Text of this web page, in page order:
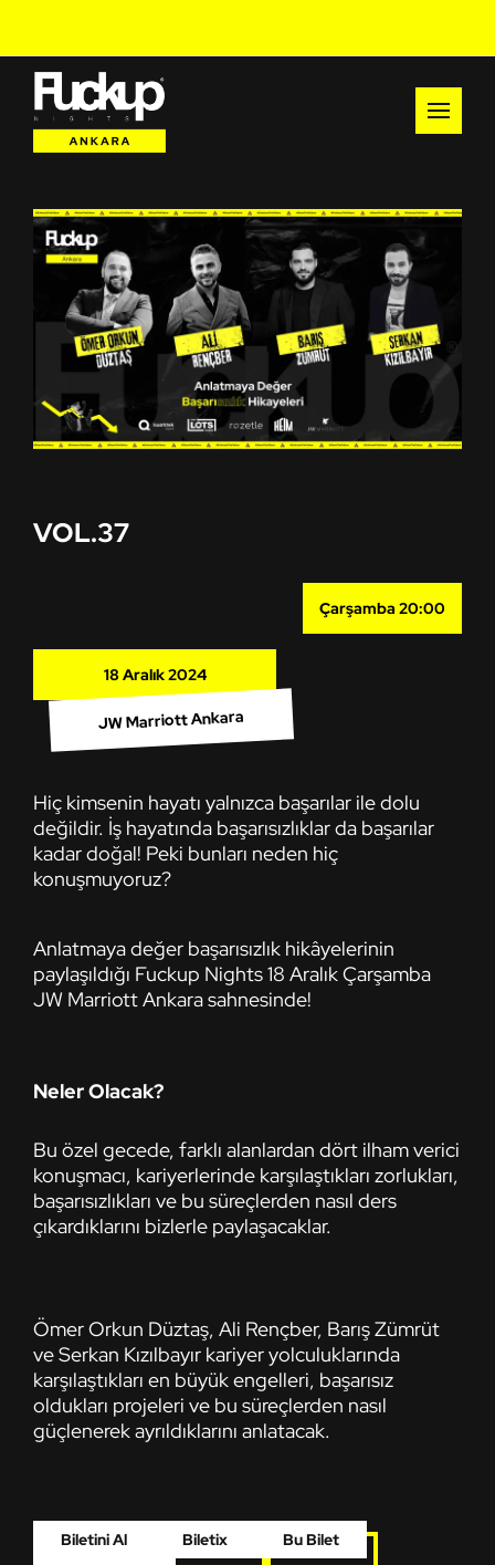
VOL.37
18 Aralık 2024
JW Marriott Ankara
Çarşamba 20:00
Hiç kimsenin hayatı yalnızca başarılar ile dolu
değildir. İş hayatında başarısızlıklar da başarılar
kadar doğal! Peki bunları neden hiç
konuşmuyoruz?
Anlatmaya değer başarısızlık hikâyelerinin
paylaşıldığı Fuckup Nights 18 Aralık Çarşamba
JW Marriott Ankara sahnesinde!
Neler Olacak?
Bu özel gecede, farklı alanlardan dört ilham verici
konuşmacı, kariyerlerinde karşılaştıkları zorlukları,
başarısızlıkları ve bu süreçlerden nasıl ders
çıkardıklarını bizlerle paylaşacaklar.
Ömer Orkun Düztaş, Ali Rençber, Barış Zümrüt
ve Serkan Kızılbayır kariyer yolculuklarında
karşılaştıkları en büyük engelleri, başarısız
oldukları projeleri ve bu süreçlerden nasıl
güçlenerek ayrıldıklarını anlatacak.
Biletini Al Biletix
Bu Bilet